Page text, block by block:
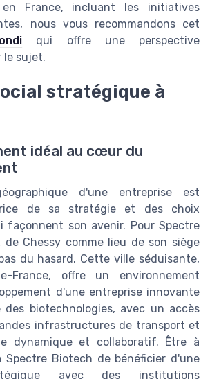
en France, incluant les initiatives
nous vous recommandons cet
qui offre une perspective
le sujet.
stratégique à
idéal au cœur du
d'une entreprise est
de sa stratégie et des choix
façonnent son avenir. Pour Spectre
Chessy comme lieu de son siège
du hasard. Cette ville séduisante,
France, offre un environnement
d'une entreprise innovante
des biotechnologies, avec un accès
infrastructures de transport et
dynamique et collaboratif. Être à
Spectre Biotech de bénéficier d'une
avec des institutions